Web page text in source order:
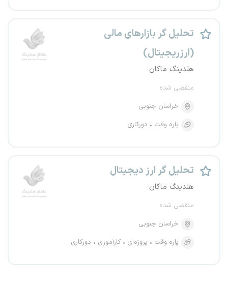
تحلیل گر بازارهای مالی
(ارزریجیتال)
هلدینگ ماکان
منقضی شده
خراسان جنوبی
پاره وقت
دورکاری
تحلیل گر ارز دیجیتال
هلدینگ ماکان
منقضی شده
خراسان جنوبی
پاره وقت
پروژه‌ای کارآموزی دورکاری